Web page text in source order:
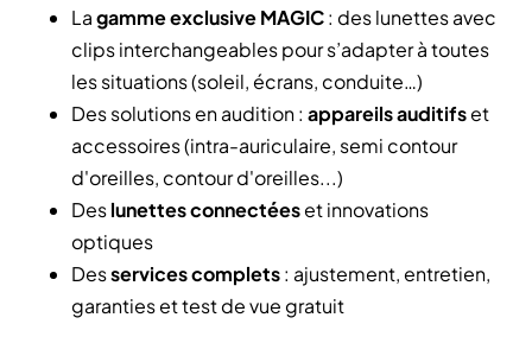
Lagamme exclusive MAGIC: des lunettes avec
clips interchangeables pour s’adapter à toutes
les situations (soleil, écrans, conduite…)
Des solutions en audition : appareils auditifset
accessoires (intra-auriculaire, semi contour
d'oreilles, contour d'oreilles...)
Deslunettes connectéeset innovations
optiques
Desservices complets: ajustement, entretien,
garanties et test de vue gratuit